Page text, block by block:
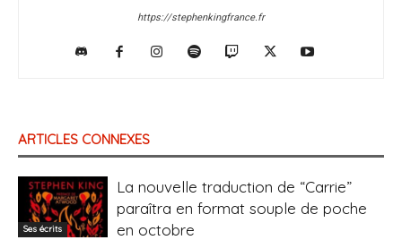
https://stephenkingfrance.fr
ARTICLES CONNEXES
Ses écrits
La nouvelle traduction de “Carrie”
paraîtra en format souple de poche
en octobre